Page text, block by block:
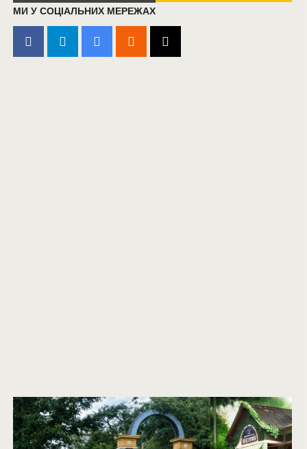
МИ У СОЦІАЛЬНИХ МЕРЕЖАХ